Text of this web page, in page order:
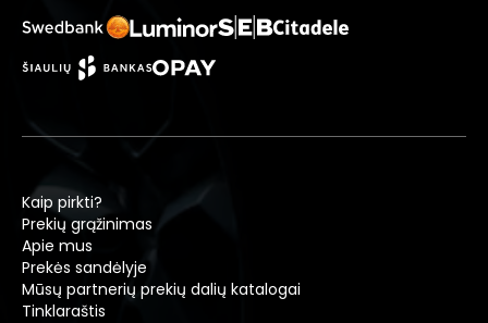
Kaip pirkti?
Prekių grąžinimas
Apie mus
Prekės sandėlyje
Mūsų partnerių prekių dalių katalogai
Tinklaraštis